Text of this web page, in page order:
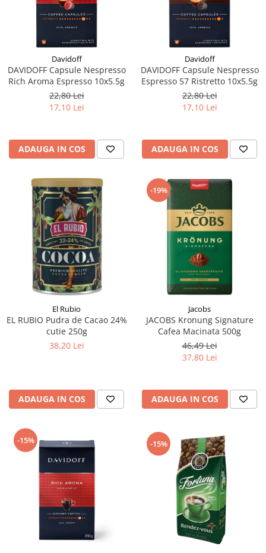
Davidoff
DAVIDOFF Capsule Nespresso
Rich Aroma Espresso 10x5.5g
22,80 Lei
17,10 Lei
ADAUGA IN COS
Davidoff
DAVIDOFF Capsule Nespresso
Espresso 57 Ristretto 10x5.5g
22,80 Lei
17,10 Lei
ADAUGA IN COS
El Rubio
EL RUBIO Pudra de Cacao 24%
cutie 250g
38,20 Lei
ADAUGA IN COS
-19%
Jacobs
JACOBS Kronung Signature
Cafea Macinata 500g
46,49 Lei
37,80 Lei
ADAUGA IN COS
-15% -15%